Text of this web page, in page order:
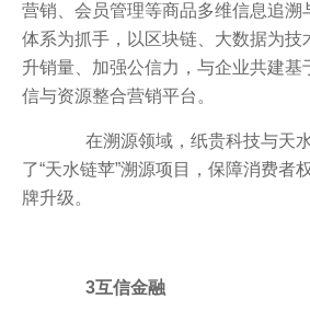
营销、会员管理等商品多维信息追溯
体系为抓手，以区块链、大数据为技
升销量、加强公信力，与企业共建基
信与资源整合营销平台。
在溯源领域，纸贵科技与天
了“天水链苹”溯源项目，保障消费者
牌升级。
3互信金融